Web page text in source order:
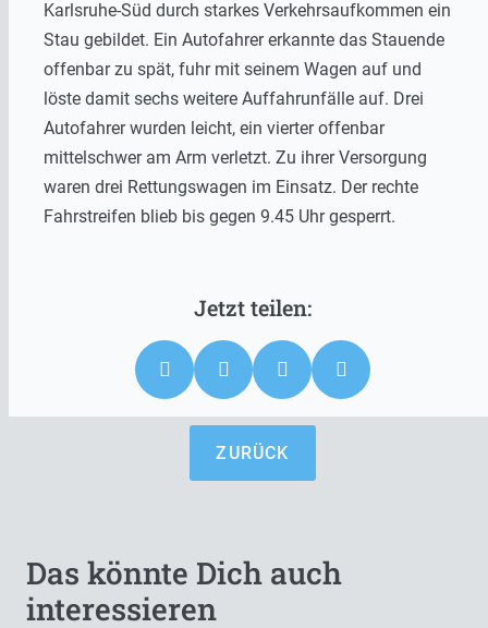
Karlsruhe-Süd durch starkes Verkehrsaufkommen ein
Stau gebildet. Ein Autofahrer erkannte das Stauende
offenbar zu spät, fuhr mit seinem Wagen auf und
löste damit sechs weitere Auffahrunfälle auf. Drei
Autofahrer wurden leicht, ein vierter offenbar
mittelschwer am Arm verletzt. Zu ihrer Versorgung
waren drei Rettungswagen im Einsatz. Der rechte
Fahrstreifen blieb bis gegen 9.45 Uhr gesperrt.
ZURÜCK
Das könnte Dich auch
interessieren